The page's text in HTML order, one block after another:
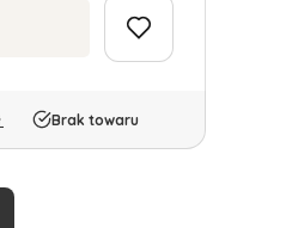
Brak towaru